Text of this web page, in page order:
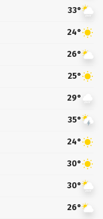
33°
24°
26°
25°
29°
35°
24°
30°
30°
26°